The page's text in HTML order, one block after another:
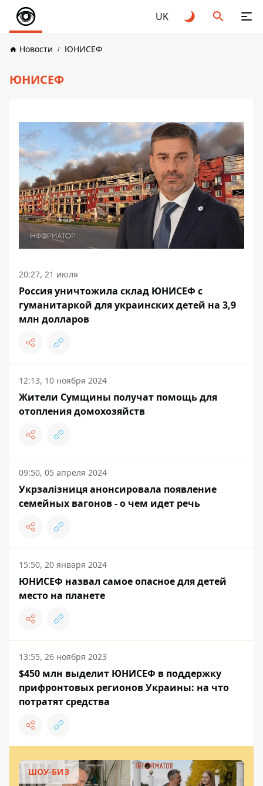
UK
Новости ЮНИСЕФ
ЮНИСЕФ
20:27, 21 июля
Россия уничтожила склад ЮНИСЕФ с
гуманитаркой для украинских детей на 3,9
млн долларов
12:13, 10 ноября 2024
Жители Сумщины получат помощь для
отопления домохозяйств
09:50, 05 апреля 2024
Укрзалізниця анонсировала появление
семейных вагонов - о чем идет речь
15:50, 20 января 2024
ЮНИСЕФ назвал самое опасное для детей
место на планете
13:55, 26 ноября 2023
$450 млн выделит ЮНИСЕФ в поддержку
прифронтовых регионов Украины: на что
потратят средства
ШОУ-БИЗ